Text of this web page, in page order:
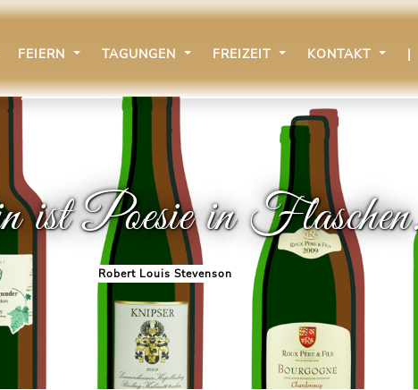
FEIERN TAGUNGEN FREIZEIT KONTAKT |
Poesie in
Robert Louis Stevenson